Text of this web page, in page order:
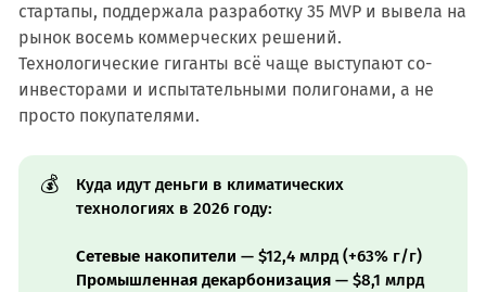
стартапы, поддержала разработку 35 MVP и вывела на
рынок восемь коммерческих решений.
Технологические гиганты всё чаще выступают со-
инвесторами и испытательными полигонами, а не
просто покупателями.
💰
Куда идут деньги в климатических
технологиях в 2026 году:
Сетевые накопители — $12,4 млрд (+63% г/г)
Промышленная декарбонизация— $8,1 млрд